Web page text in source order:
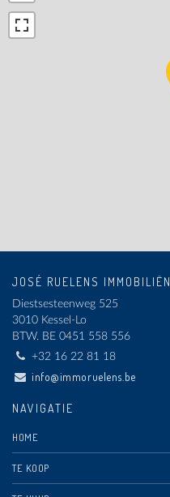
JOSÉ RUELENS IMMOBILIËN
Diestsesteenweg 525
3010 Kessel-Lo
BTW. BE 0451 558 556
+32 16 22 81 18
info@immoruelens.be
NAVIGATIE
HOME
TE KOOP